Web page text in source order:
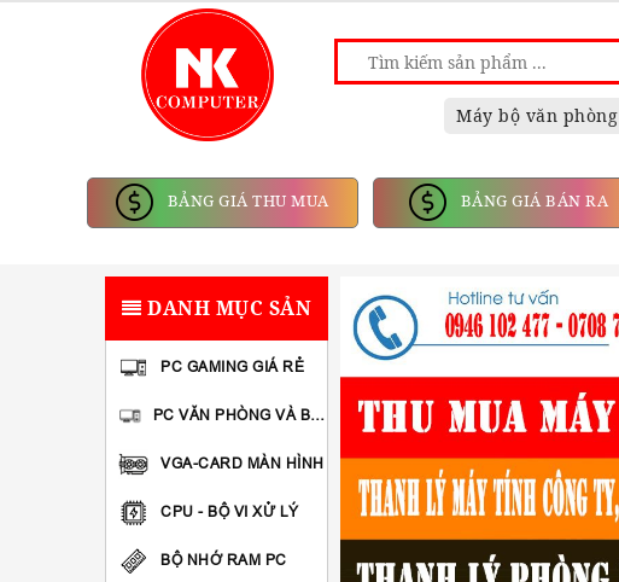
Máy bộ văn phòng
BẢNG GIÁ THU MUA BẢNG GIÁ BÁN RA
DANH MỤC SẢN
PHẨM
PC GAMING GIÁ RẺ
PC VĂN PHÒNG VÀ BAREBONE
VGA-CARD MÀN HÌNH
CPU - BỘ VI XỬ LÝ
BỘ NHỚ RAM PC